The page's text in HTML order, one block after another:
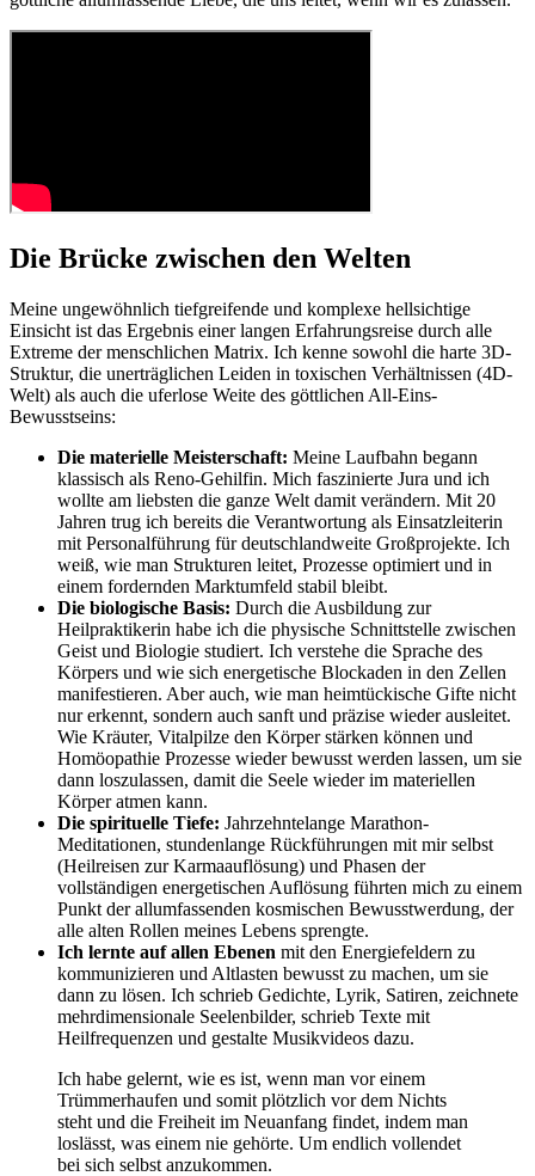
Die Brücke zwischen den Welten
Meine ungewöhnlich tiefgreifende und komplexe hellsichtige
Einsicht ist das Ergebnis einer langen Erfahrungsreise durch alle
Extreme der menschlichen Matrix. Ich kenne sowohl die harte 3D-
Struktur, die unerträglichen Leiden in toxischen Verhältnissen (4D-
Welt) als auch die uferlose Weite des göttlichen All-Eins-
Bewusstseins:
Die materielle Meisterschaft: Meine Laufbahn begann
klassisch als Reno-Gehilfin. Mich faszinierte Jura und ich
wollte am liebsten die ganze Welt damit verändern. Mit 20
Jahren trug ich bereits die Verantwortung als Einsatzleiterin
mit Personalführung für deutschlandweite Großprojekte. Ich
weiß, wie man Strukturen leitet, Prozesse optimiert und in
einem fordernden Marktumfeld stabil bleibt.
Die biologische Basis: Durch die Ausbildung zur
Heilpraktikerin habe ich die physische Schnittstelle zwischen
Geist und Biologie studiert. Ich verstehe die Sprache des
Körpers und wie sich energetische Blockaden in den Zellen
manifestieren. Aber auch, wie man heimtückische Gifte nicht
nur erkennt, sondern auch sanft und präzise wieder ausleitet.
Wie Kräuter, Vitalpilze den Körper stärken können und
Homöopathie Prozesse wieder bewusst werden lassen, um sie
dann loszulassen, damit die Seele wieder im materiellen
Körper atmen kann.
Die spirituelle Tiefe: Jahrzehntelange Marathon-
Meditationen, stundenlange Rückführungen mit mir selbst
(Heilreisen zur Karmaauflösung) und Phasen der
vollständigen energetischen Auflösung führten mich zu einem
Punkt der allumfassenden kosmischen Bewusstwerdung, der
alle alten Rollen meines Lebens sprengte.
Ich lernte auf allen Ebenen mit den Energiefeldern zu
kommunizieren und Altlasten bewusst zu machen, um sie
dann zu lösen. Ich schrieb Gedichte, Lyrik, Satiren, zeichnete
mehrdimensionale Seelenbilder, schrieb Texte mit
Heilfrequenzen und gestalte Musikvideos dazu.
Ich habe gelernt, wie es ist, wenn man vor einem
Trümmerhaufen und somit plötzlich vor dem Nichts
steht und die Freiheit im Neuanfang findet, indem man
loslässt, was einem nie gehörte. Um endlich vollendet
bei sich selbst anzukommen.